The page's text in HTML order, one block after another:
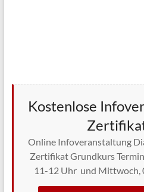
Kostenlose
Online Infoveranstaltung
Zertifikat Grundkurs
11-12 Uhr und Mittwoch,